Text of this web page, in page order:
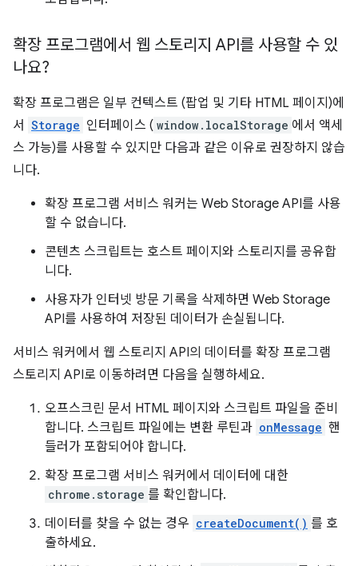
확장 프로그램에서 웹 스토리지 API를 사용할 수 있
나요?
확장 프로그램은 일부 컨텍스트 (팝업 및 기타 HTML 페이지)에
서 Storage 인터페이스 ( window.localStorage 에서 액세
스 가능)를 사용할 수 있지만 다음과 같은 이유로 권장하지 않습
니다.
확장 프로그램 서비스 워커는 Web Storage API를 사용
할 수 없습니다.
콘텐츠 스크립트는 호스트 페이지와 스토리지를 공유합
니다.
사용자가 인터넷 방문 기록을 삭제하면 Web Storage
API를 사용하여 저장된 데이터가 손실됩니다.
서비스 워커에서 웹 스토리지 API의 데이터를 확장 프로그램
스토리지 API로 이동하려면 다음을 실행하세요.
오프스크린 문서 HTML 페이지와 스크립트 파일을 준비
합니다. 스크립트 파일에는 변환 루틴과 onMessage 핸
들러가 포함되어야 합니다.
확장 프로그램 서비스 워커에서 데이터에 대한
chrome.storage 를 확인합니다.
데이터를 찾을 수 없는 경우 createDocument() 를 호
출하세요.